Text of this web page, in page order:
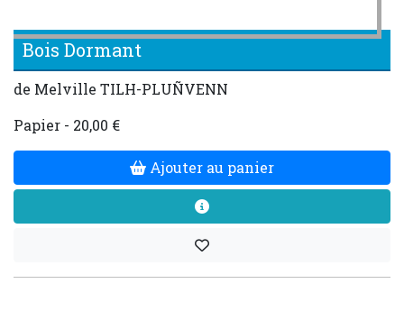
Bois Dormant
de Melville TILH-PLUÑVENN
Papier - 20,00 €
Ajouter au panier